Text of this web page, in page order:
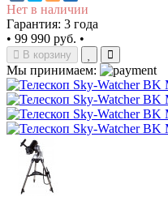
Нет в наличии
Гарантия: 3 года
• 99 990 руб. •
В корзину
Мы принимаем: